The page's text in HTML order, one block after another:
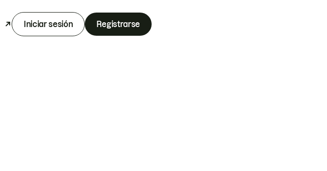
Iniciar sesión Registrarse